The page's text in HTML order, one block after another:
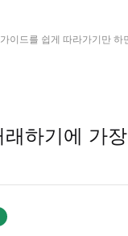
이드를 쉽게 따라가기만 하
하기에 가